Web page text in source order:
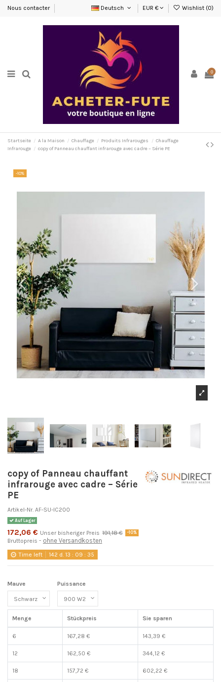
Nous contacter Deutsch EUR € Wishlist (0)
0
Startseite A la Maison Chauffage Produits Infrarouges
Chauffage
Infrarouge
copy of Panneau chauffant infrarouge avec cadre – Série PE
-10%
copy of Panneau chauffant
infrarouge avec cadre – Série
PE
Artikel-Nr. AF-SU-IC200
Auf Lager
172,06 € Unser bisheriger Preis 191,18 € -10%
Bruttopreis ohne Versandkosten
Time left 142 d. 13 : 09 :35
Mauve Puissance
Menge Stückpreis Sie sparen
6 167,28 € 143,39 €
12 162,50 € 344,12 €
18 157,72 € 602,22 €